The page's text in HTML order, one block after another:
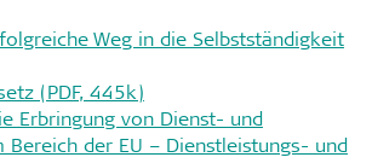
Weg in die Selbstständigkeit
(PDF, 445k)
Erbringung von Dienst- und
Bereich der EU – Dienstleistungs- und